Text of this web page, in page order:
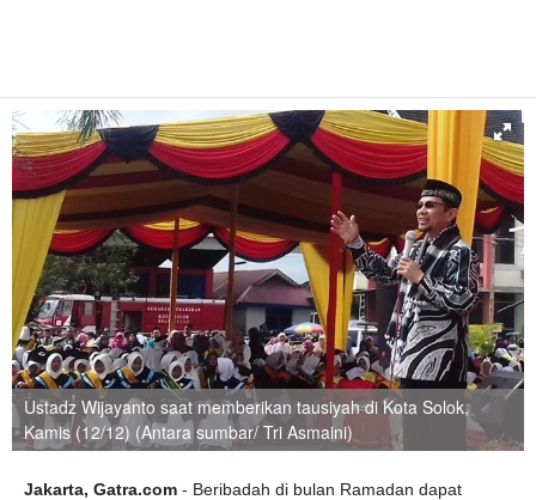
Ustadz Wijayanto saat memberikan tausiyah di Kota Solok,
Kamis (12/12) (Antara sumbar/ Tri Asmaini)
Jakarta, Gatra.com - Beribadah di bulan Ramadan dapat